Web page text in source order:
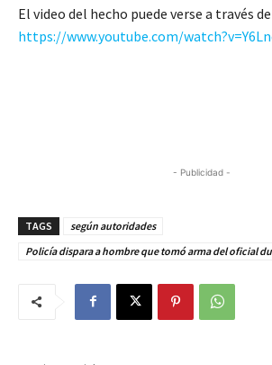
El video del hecho puede verse a través
https://www.youtube.com/
- Publicidad -
TAGS
según autoridades
Policía dispara a hombre que tomó arma del oficial